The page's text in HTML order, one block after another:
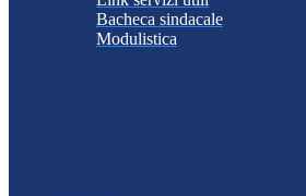
Bacheca sindacale
Modulistica